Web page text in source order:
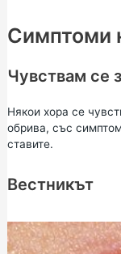
Симптоми
Чувствам се
Някои хора се
обрива, със
ставите.
Вестникът